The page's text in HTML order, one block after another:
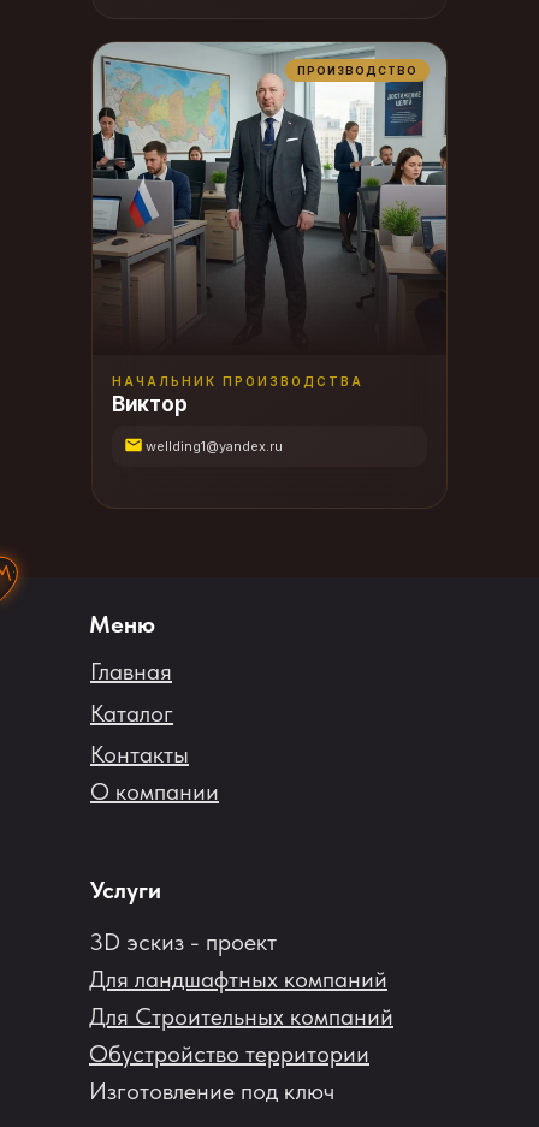
ПРОИЗВОДСТВО
НАЧАЛЬНИК ПРОИЗВОДСТВА
Виктор
wellding1@yandex.ru
Главная
3D эскиз - проект
Для ландшафтных компаний
Для Строительных компаний
Обустройство территории
Изготовление под ключ
Каталог
Контакты
О компании
Меню
Услуги